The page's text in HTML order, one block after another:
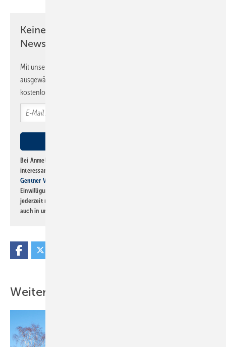
Keine Zeit? Kein Problem mit dem SBZ
Newsletter!
Mit unserem Newsletter erhalten Sie regelmäßig von uns
ausgewählte Informationen und Neuigkeiten, gebündelt und
kostenlos direkt ins Postfach.
Bei Anmeldung zu diesem Newsletter bin ich damit einverstanden, über
interessante Verlags- und Online-Angebote
Gentner Verlag GmbH & Co. KG
Einwilligung kann ich jederzeit widerrufen und eine Abmeldung ist
jederzeit möglich. Informationen zum Umgang mit Daten finden Sie
auch in unserer
Weitere Inhalte